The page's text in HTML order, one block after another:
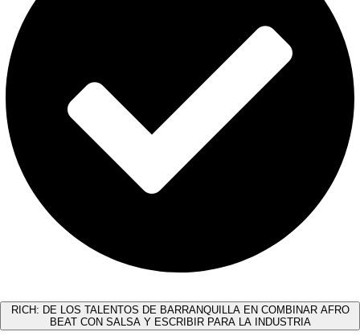
RICH: DE LOS TALENTOS DE BARRANQUILLA EN COMBINAR AFRO
BEAT CON SALSA Y ESCRIBIR PARA LA INDUSTRIA